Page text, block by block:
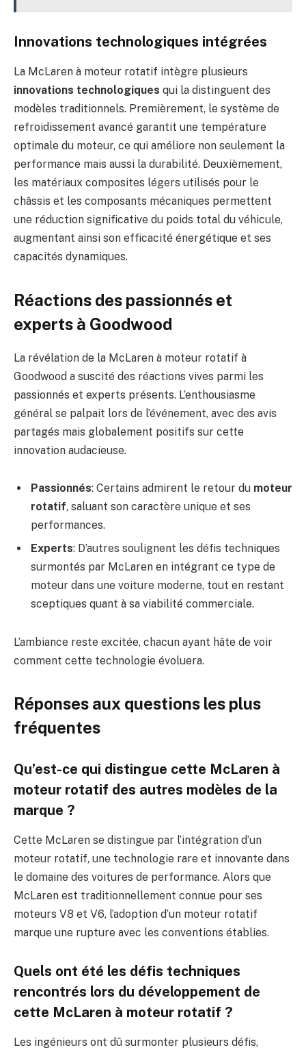
Innovations technologiques intégrées
La McLaren à moteur rotatif intègre plusieurs
innovations technologiques qui la distinguent des
modèles traditionnels. Premièrement, le système de
refroidissement avancé garantit une température
optimale du moteur, ce qui améliore non seulement la
performance mais aussi la durabilité. Deuxièmement,
les matériaux composites légers utilisés pour le
châssis et les composants mécaniques permettent
une réduction significative du poids total du véhicule,
augmentant ainsi son efficacité énergétique et ses
capacités dynamiques.
Réactions des passionnés et
experts à Goodwood
La révélation de la McLaren à moteur rotatif à
Goodwood a suscité des réactions vives parmi les
passionnés et experts présents. L’enthousiasme
général se palpait lors de l’événement, avec des avis
partagés mais globalement positifs sur cette
innovation audacieuse.
Passionnés: Certains admirent le retour du moteur
rotatif, saluant son caractère unique et ses
performances.
Experts: D’autres soulignent les défis techniques
surmontés par McLaren en intégrant ce type de
moteur dans une voiture moderne, tout en restant
sceptiques quant à sa viabilité commerciale.
L’ambiance reste excitée, chacun ayant hâte de voir
comment cette technologie évoluera.
Réponses aux questions les plus
fréquentes
Qu’est-ce qui distingue cette McLaren à
moteur rotatif des autres modèles de la
marque ?
Cette McLaren se distingue par l’intégration d’un
moteur rotatif, une technologie rare et innovante dans
le domaine des voitures de performance. Alors que
McLaren est traditionnellement connue pour ses
moteurs V8 et V6, l’adoption d’un moteur rotatif
marque une rupture avec les conventions établies.
Quels ont été les défis techniques
rencontrés lors du développement de
cette McLaren à moteur rotatif ?
Les ingénieurs ont dû surmonter plusieurs défis,